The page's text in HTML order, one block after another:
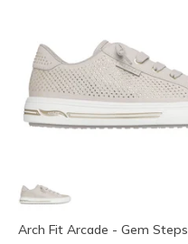
Arch Fit Arcade - Gem Steps